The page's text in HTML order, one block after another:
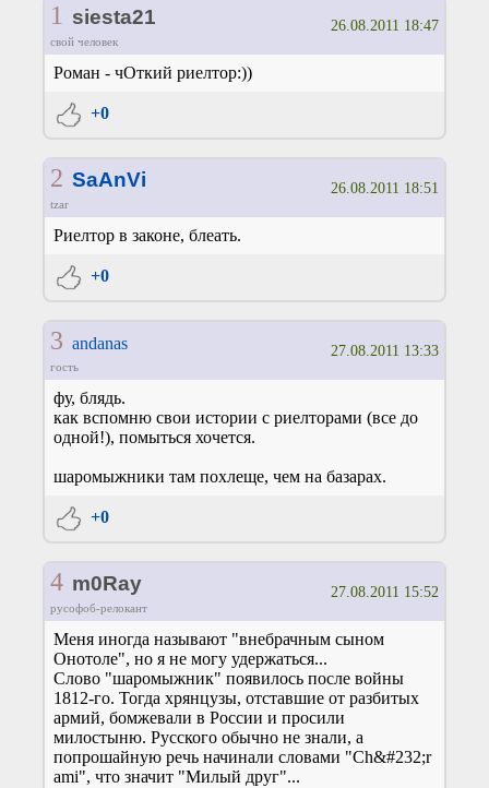
1 siesta21
свой человек
26.08.2011 18:47
Роман - чОткий риелтор:))
+0
2 SaAnVi
tzar
26.08.2011 18:51
Риелтор в законе, блеать.
+0
3 andanas
гость
27.08.2011 13:33
фу, блядь.
как вспомню свои истории с риелторами (все до
одной!), помыться хочется.
шаромыжники там похлеще, чем на базарах.
+0
4 m0Ray
русофоб-релокант
27.08.2011 15:52
Меня иногда называют "внебрачным сыном
Онотоле", но я не могу удержаться...
Слово "шаромыжник" появилось после войны
1812-го. Тогда хрянцузы, отставшие от разбитых
армий, бомжевали в России и просили
милостыню. Русского обычно не знали, а
попрошайную речь начинали словами "Ch&#232;r
ami", что значит "Милый друг"...